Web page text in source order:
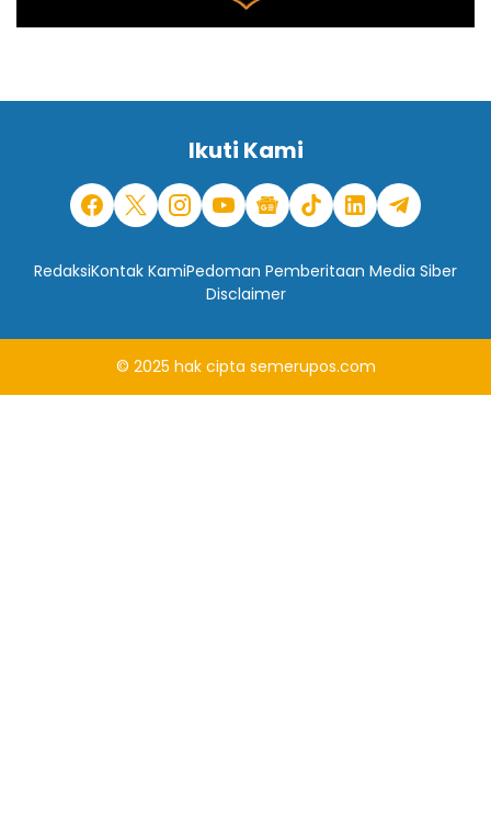
Ikuti Kami
RedaksiKontak KamiPedoman Pemberitaan Media Siber
Disclaimer
© 2025 hak cipta semerupos.com